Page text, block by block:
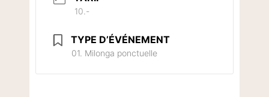
10.-
TYPE D’ÉVÉNEMENT
01. Milonga ponctuelle